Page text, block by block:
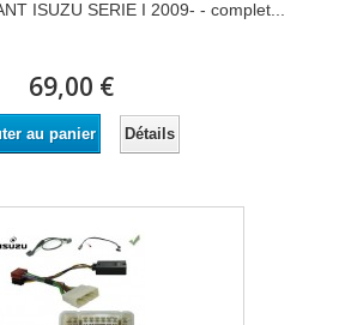
ISUZU SERIE I 2009- - complet...
69,00 €
au panier Détails